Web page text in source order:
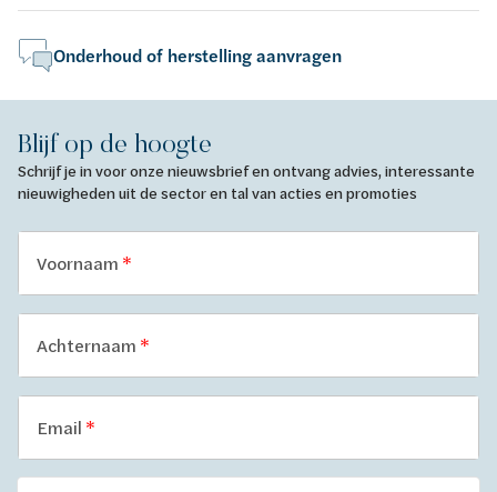
Onderhoud of herstelling aanvragen
Blijf op de hoogte
Schrijf je in voor onze nieuwsbrief en ontvang advies, interessante
nieuwigheden uit de sector en tal van acties en promoties
Voornaam
Achternaam
Email